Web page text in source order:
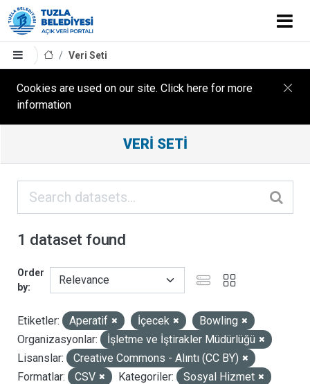
Veri Seti
Cookies are used on our site. Click here for more
information
Results
ORGANIZASYONLAR
KATEGORILER
ETIKETLER
LISANSLAR
VERI SETI
1 dataset found
Order
by
Etiketler: Aperatif İçecek
Bowling
Organizasyonlar:
İşletme ve İştirakler Müdürlüğü
Lisanslar:
Creative Commons - Alıntı (CC BY)
Formatlar:
CSV Kategoriler: Sosyal Hizmet